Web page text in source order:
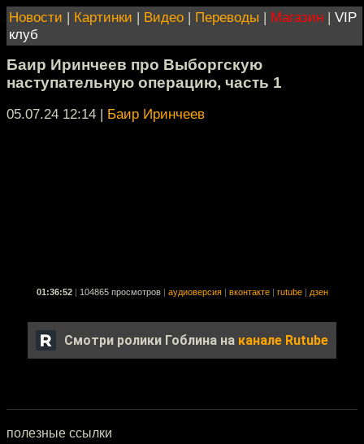
Новости | Картинки | Видео | Переводы | Магазин | VIP
клуб
Баир Иринчеев про Выборгскую
наступательную операцию, часть 1
05.07.24 12:14 | Баир Иринчеев
01:36:52 104865 просмотров аудиоверсия вконтакте rutube дзен
Смотри ролики Гоблина на канале Rutube
полезные ссылки